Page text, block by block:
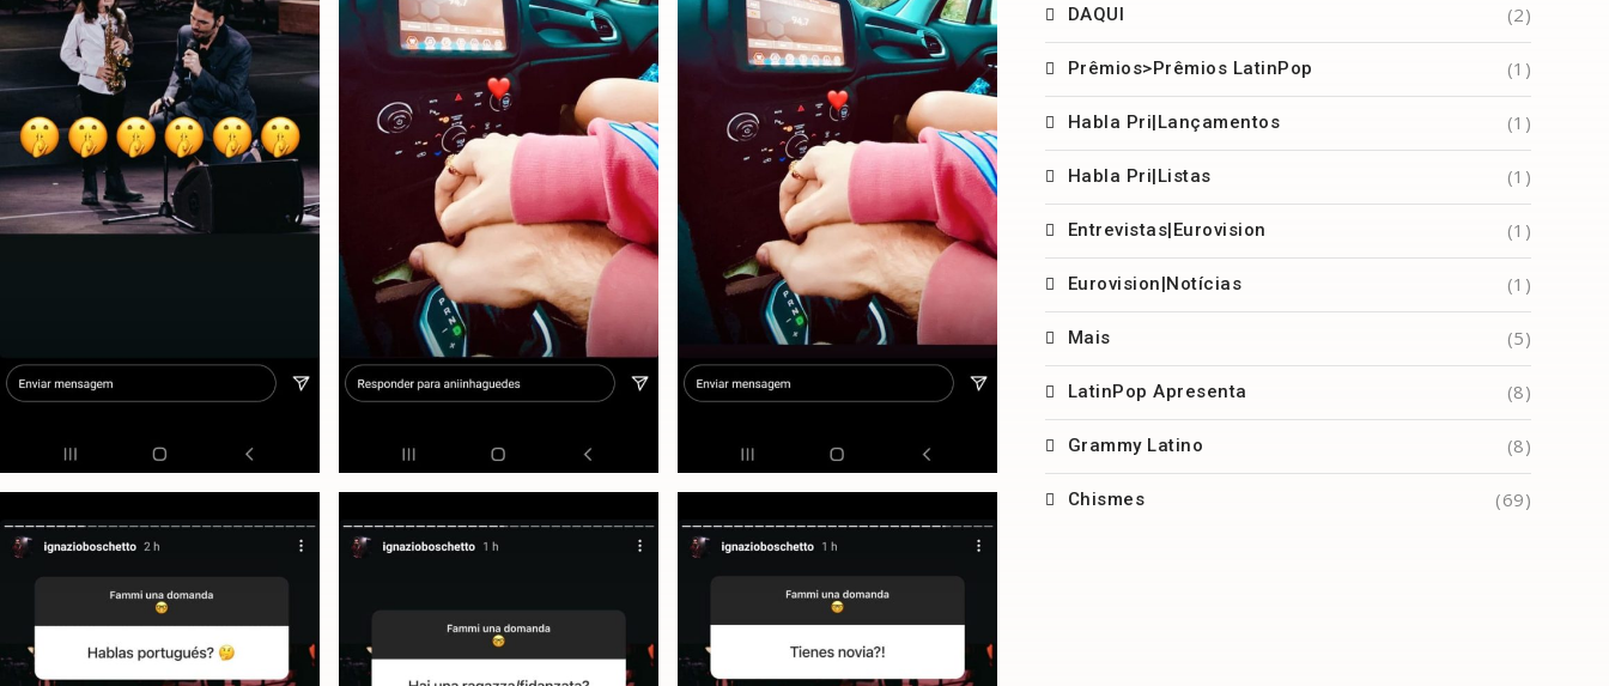
DAQUI (2)
Prêmios>Prêmios LatinPop (1)
Habla Pri|Lançamentos (1)
Habla Pri|Listas (1)
Entrevistas|Eurovision (1)
Eurovision|Notícias (1)
Mais (5)
LatinPop Apresenta (8)
Grammy Latino (8)
Chismes (69)